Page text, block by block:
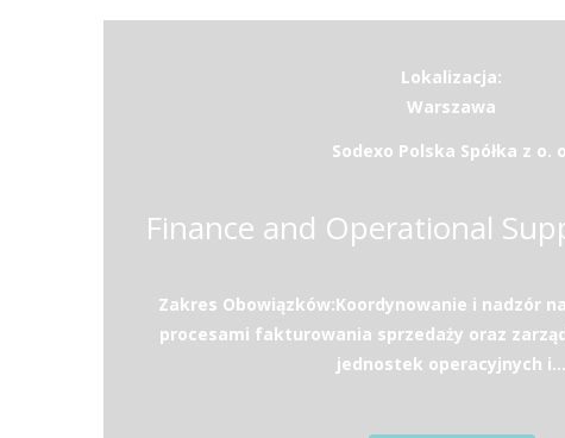
Lokalizacja:
Warszawa
Sodexo Polska Spółka z o.
Zakres Obowiązków:Koordynowanie i nadzór
procesami fakturowania sprzedaży oraz
jednostek operacyjnych i...